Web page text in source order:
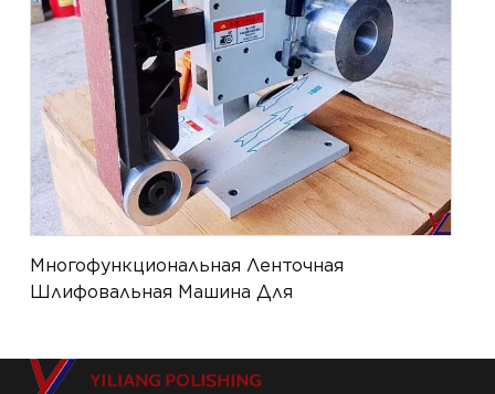
Многофункциональная Ленточная
Шлифовальная Машина Для
Манипуляторы) YL-PM-043